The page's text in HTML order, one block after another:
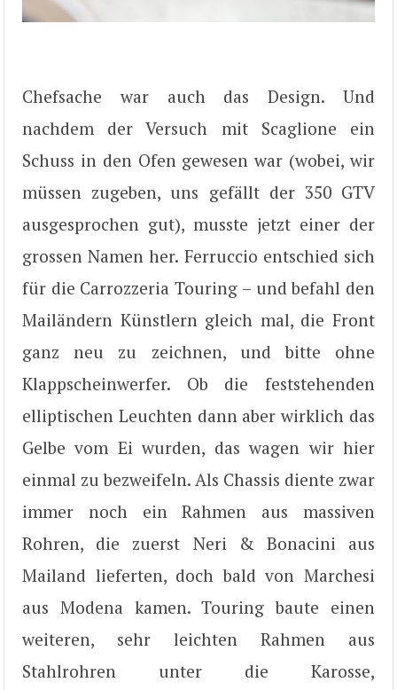
Chefsache war auch das Design. Und
nachdem der Versuch mit Scaglione ein
Schuss in den Ofen gewesen war (wobei, wir
müssen zugeben, uns gefällt der 350 GTV
ausgesprochen gut), musste jetzt einer der
grossen Namen her. Ferruccio entschied sich
für die Carrozzeria Touring – und befahl den
Mailändern Künstlern gleich mal, die Front
ganz neu zu zeichnen, und bitte ohne
Klappscheinwerfer. Ob die feststehenden
elliptischen Leuchten dann aber wirklich das
Gelbe vom Ei wurden, das wagen wir hier
einmal zu bezweifeln. Als Chassis diente zwar
immer noch ein Rahmen aus massiven
Rohren, die zuerst Neri & Bonacini aus
Mailand lieferten, doch bald von Marchesi
aus Modena kamen. Touring baute einen
weiteren, sehr leichten Rahmen aus
Stahlrohren unter die Karosse,